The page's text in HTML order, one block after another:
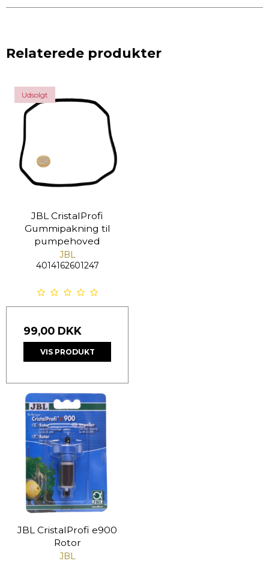
Relaterede produkter
Udsolgt
JBL CristalProfi
Gummipakning til
pumpehoved
JBL
4014162601247
99,00 DKK
VIS PRODUKT
JBL CristalProfi e900
Rotor
JBL